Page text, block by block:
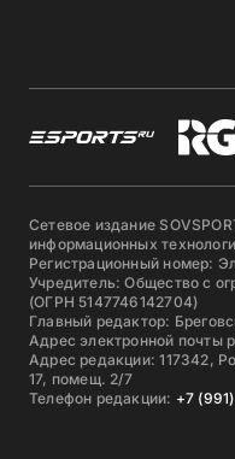
Сетевое издание
информационных
Регистрационный номер:
Учредитель: Общество с
(ОГРН 5147746142704)
Главный редактор:
Адрес электронной почты
Адрес редакции: 117342,
17, помещ. 2/7
Телефон редакции: +7